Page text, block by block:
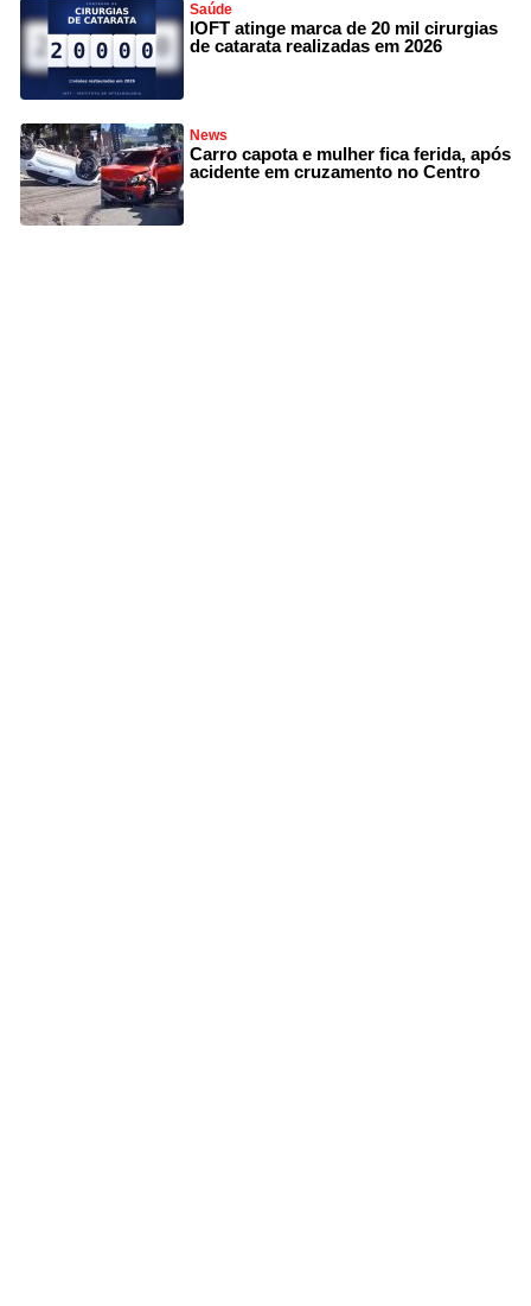
Saúde
IOFT atinge marca de 20 mil cirurgias
de catarata realizadas em 2026
News
Carro capota e mulher fica ferida, após
acidente em cruzamento no Centro